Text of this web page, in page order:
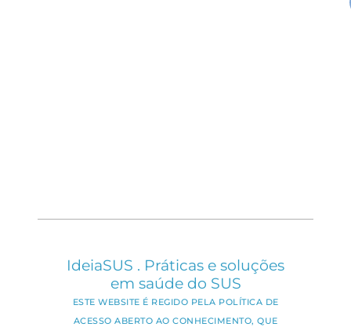
IdeiaSUS . Práticas e soluções
em saúde do SUS
ESTE WEBSITE É REGIDO PELA POLÍTICA DE
ACESSO ABERTO AO CONHECIMENTO, QUE